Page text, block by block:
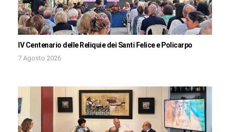
IV Centenario delle Reliquie dei Santi Felice e Policarpo
7 Agosto 2026